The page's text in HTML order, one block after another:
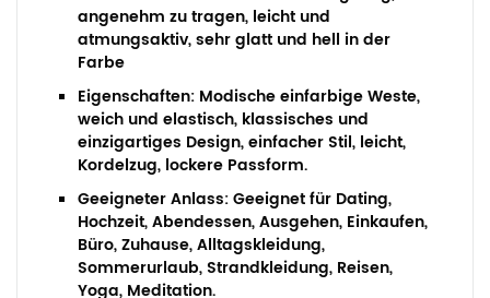
angenehm zu tragen, leicht und
atmungsaktiv, sehr glatt und hell in der
Farbe
Eigenschaften: Modische einfarbige Weste,
weich und elastisch, klassisches und
einzigartiges Design, einfacher Stil, leicht,
Kordelzug, lockere Passform.
Geeigneter Anlass:Geeignet für Dating,
Hochzeit, Abendessen, Ausgehen, Einkaufen,
Büro, Zuhause, Alltagskleidung,
Sommerurlaub, Strandkleidung, Reisen,
Yoga, Meditation.